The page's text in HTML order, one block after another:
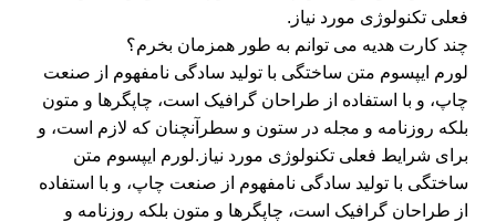
فعلی تکنولوژی مورد نیاز.
چند کارت هدیه می توانم به طور همزمان بخرم؟
لورم ایپسوم متن ساختگی با تولید سادگی نامفهوم از صنعت
چاپ، و با استفاده از طراحان گرافیک است، چاپگرها و متون
بلکه روزنامه و مجله در ستون و سطرآنچنان که لازم است، و
برای شرایط فعلی تکنولوژی مورد نیاز.لورم ایپسوم متن
ساختگی با تولید سادگی نامفهوم از صنعت چاپ، و با استفاده
از طراحان گرافیک است، چاپگرها و متون بلکه روزنامه و